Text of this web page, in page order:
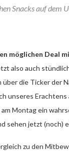
Snacks auf dem
möglichen Deal
also auch
die Ticker der
unseres
Montag ein
sehen jetzt (noch)
zu den